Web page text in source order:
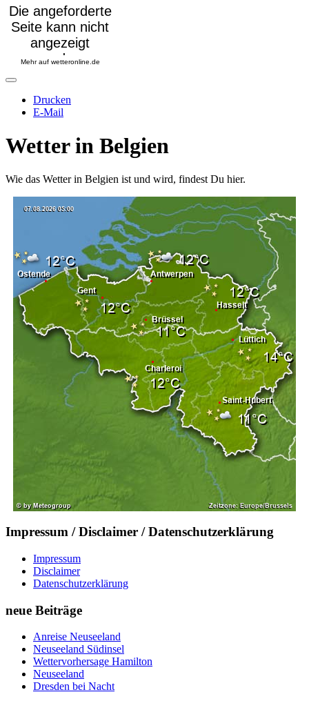
Mehr auf wetteronline.de
Drucken
E-Mail
Wetter in Belgien
Wie das Wetter in Belgien ist und wird, findest Du hier.
Impressum / Disclaimer / Datenschutzerklärung
Impressum
Disclaimer
Datenschutzerklärung
neue Beiträge
Anreise Neuseeland
Neuseeland Südinsel
Wettervorhersage Hamilton
Neuseeland
Dresden bei Nacht